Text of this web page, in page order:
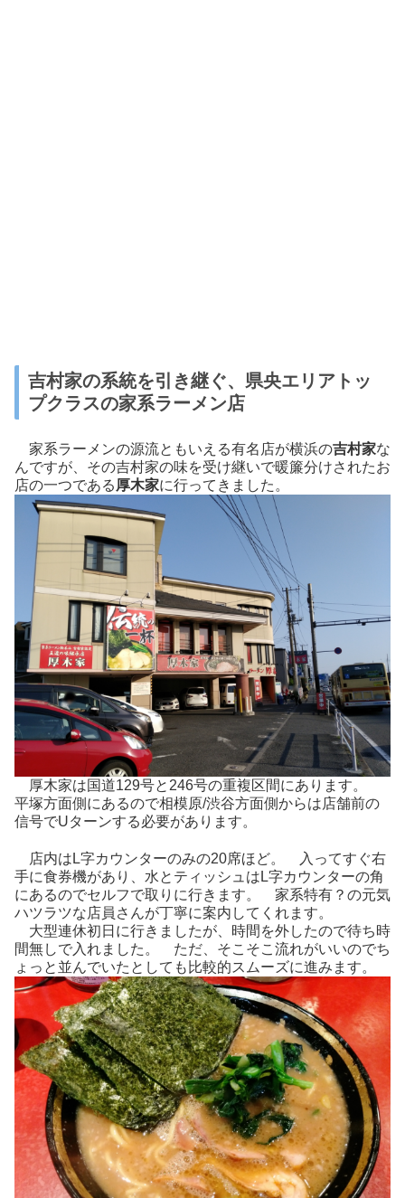
吉村家の系統を引き継ぐ、県央エリアトッ
プクラスの家系ラーメン店
家系ラーメンの源流ともいえる有名店が横浜の吉村家な
んですが、その吉村家の味を受け継いで暖簾分けされたお
店の一つである 厚木家に行ってきました。
厚木家は国道129号と246号の重複区間にあります。
平塚方面側にあるので相模原/渋谷方面側からは店舗前の
信号でUターンする必要があります。
店内はL字カウンターのみの20席ほど。 入ってすぐ右
手に食券機があり、水とティッシュはL字カウンターの角
にあるのでセルフで取りに行きます。 家系特有？の元気
ハツラツな店員さんが丁寧に案内してくれます。
大型連休初日に行きましたが、時間を外したので待ち時
間無しで入れました。 ただ、そこそこ流れがいいのでち
ょっと並んでいたとしても比較的スムーズに進みます。